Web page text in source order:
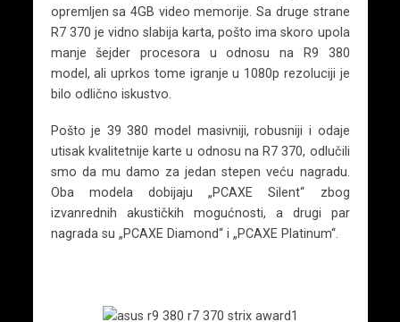
opremljen sa 4GB video memorije. Sa druge strane
R7 370 je vidno slabija karta, pošto ima skoro upola
manje šejder procesora u odnosu na R9 380
model, ali uprkos tome igranje u 1080p rezoluciji je
bilo odlično iskustvo.
Pošto je 39 380 model masivniji, robusniji i odaje
utisak kvalitetnije karte u odnosu na R7 370, odlučili
smo da mu damo za jedan stepen veću nagradu.
Oba modela dobijaju „PCAXE Silent“ zbog
izvanrednih akustičkih mogućnosti, a drugi par
nagrada su „PCAXE Diamond“ i „PCAXE Platinum“.